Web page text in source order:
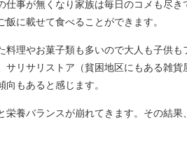
事が無くなり家族は毎日のコメも尽き
に載せて食べることができます。
理やお菓子類も多いので大人も子供も
リサリストア（貧困地区にもある雑
もあると感じます。
養バランスが崩れてきます。その結果